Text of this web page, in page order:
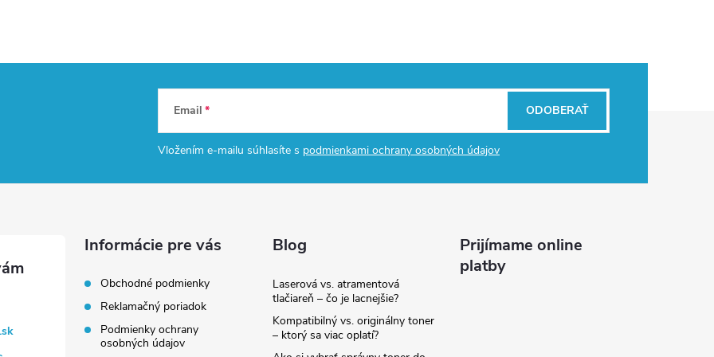
Email
Vložením e-mailu súhlasíte s podmienkami ochrany osobných údajov
ODOBERAŤ
Informácie pre vás
Obchodné podmienky
Reklamačný poriadok
Podmienky ochrany
osobných údajov
Blog
Laserová vs. atramentová
tlačiareň – čo je lacnejšie?
Kompatibilný vs. originálny toner
– ktorý sa viac oplatí?
Prijímame online
platby